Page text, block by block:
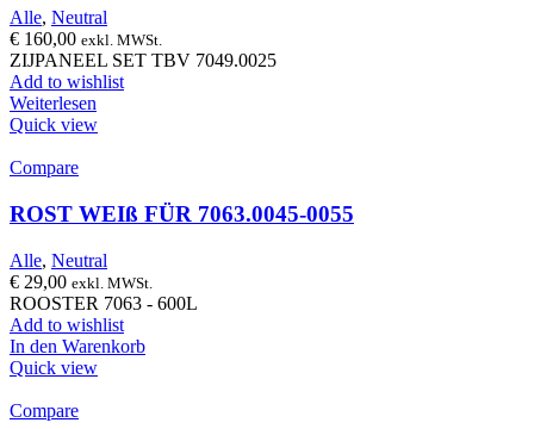
Alle, Neutral
€ 160,00 exkl. MWSt.
ZIJPANEEL SET TBV 7049.0025
Add to wishlist
Weiterlesen
Quick view
Compare
ROST WEIß FÜR 7063.0045-0055
Alle, Neutral
€ 29,00 exkl. MWSt.
ROOSTER 7063 - 600L
Add to wishlist
In den Warenkorb
Quick view
Compare